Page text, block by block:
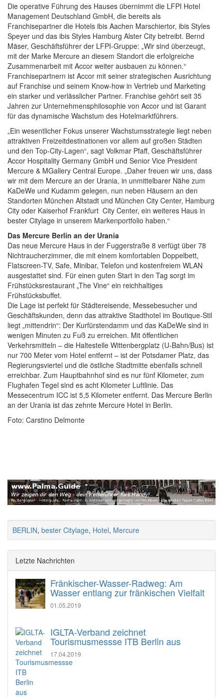
Die operative Führung des Hauses übernimmt die LFPI Hotel
Management Deutschland GmbH, die bereits als
Franchisepartner die Hotels ibis Aachen Marschiertor, ibis Styles
Speyer und das ibis Styles Hamburg Alster City betreibt. Bernd
Mäser, Geschäftsführer der LFPI-Gruppe: „Wir sind überzeugt,
mit der Marke Mercure an diesem Standort die erfolgreiche
Zusammenarbeit mit Accor weiter ausbauen zu können.“
Franchisepartnern ist Accor mit seiner strategischen Ausrichtung
auf Franchise und seinem Know-how in Vertrieb und Marketing
ein starker und verlässlicher Partner. Franchise gehört seit 35
Jahren zur Unternehmensphilosophie von Accor und ist Garant
für das dynamische Wachstum des Hotelmarktführers.
„Ein wesentlicher Fokus unserer Wachstumsstrategie liegt neben
attraktiven Freizeitdestinationen vor allem auf großen Städten
und den Top-City-Lagen“, sagt Volkmar Pfaff, Geschäftsführer
Accor Hospitality Germany GmbH und Senior Vice President
Mercure & MGallery Central Europe. „Daher freuen wir uns, dass
wir mit dem Mercure an der Urania, in unmittelbarer Nähe zum
KaDeWe und Kudamm gelegen, nun neben Häusern an den
Standorten München Altstadt und München City Center, Hamburg
City oder Kaiserhof Frankfurt City Center, ein weiteres Haus in
bester Citylage in unserem Markenportfolio haben.“
Das Mercure Berlin an der Urania
Das neue Mercure Haus in der Fuggerstraße 8 verfügt über 78
Nichtraucherzimmer, die mit einem komfortablen Doppelbett,
Flatscreen-TV, Safe, Minibar, Telefon und kostenfreiem WLAN
ausgestattet sind. Für einen guten Start in den Tag sorgt im
Frühstücksrestaurant „The Vine“ ein reichhaltiges
Frühstücksbuffet.
Die Lage ist perfekt für Städtereisende, Messebesucher und
Geschäftskunden, denn das attraktive Stadthotel im Boutique-Stil
liegt „mittendrin“: Der Kurfürstendamm und das KaDeWe sind in
wenigen Minuten zu Fuß zu erreichen. Mit öffentlichen
Verkehrsmitteln – die Haltestelle Wittenbergplatz (U-Bahn/Bus) ist
nur 700 Meter vom Hotel entfernt – ist der Potsdamer Platz, das
Regierungsviertel und die östliche Stadtmitte ebenfalls schnell
erreichbar. Zum Hauptbahnhof sind es nur fünf Kilometer, zum
Flughafen Tegel sind es acht Kilometer Luftlinie. Das
Messecentrum ICC ist 5,5 Kilometer entfernt. Das Mercure Berlin
an der Urania ist das zehnte Mercure Hotel in Berlin.
Foto: Carstino Delmonte
BERLIN, bester Citylage, Hotel, Mercure
Letzte Nachrichten
Fränkischer-Wasser-Radweg: Am
Wasser entlang zur fränkischen Vielfalt
01.05.2019
IGLTA-Verband zeichnet
Tourismusmessse ITB Berlin aus
17.04.2019